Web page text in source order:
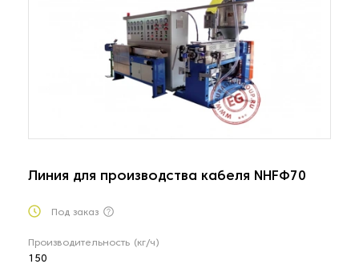
Линия для производства кабеля NHFФ70
Под заказ
Производительность (кг/ч)
150